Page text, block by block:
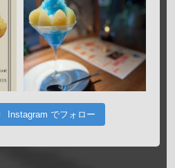
Instagram でフォロー